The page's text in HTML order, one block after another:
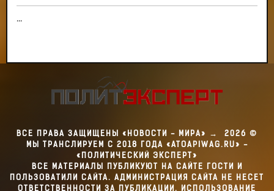
...
ВСЕ ПРАВА ЗАЩИЩЕНЫ «НОВОСТИ - МИРА» → 2026 ©
МЫ ТРАНСЛИРУЕМ С 2018 ГОДА «ATOAPIWAG.RU» -
«ПОЛИТИЧЕСКИЙ ЭКСПЕРТ»
ВСЕ МАТЕРИАЛЫ ПУБЛИКУЮТ НА САЙТЕ ГОСТИ И
ПОЛЬЗОВАТИЛИ САЙТА. АДМИНИСТРАЦИЯ САЙТА НЕ НЕСЕТ
ОТВЕТСТВЕННОСТИ ЗА ПУБЛИКАЦИИ. ИСПОЛЬЗОВАНИЕ